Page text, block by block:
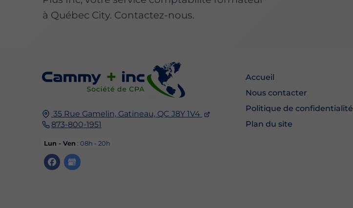
à Québec City. Contactez-nous.
35 Rue Gamelin, Gatineau, QC J8Y 1V4
873-800-1951
Lun - Ven : 08h - 20h
Accueil
Nous contacter
Politique de confidentialité
Plan du site